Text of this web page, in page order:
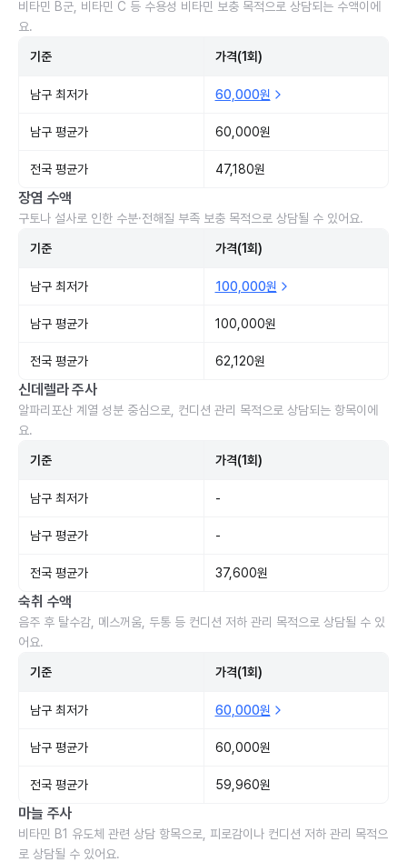
비타민 B군, 비타민 C 등 수용성 비타민 보충 목적으로 상담되는 수액이에
요.
기준 가격(1회)
남구 최저가 60,000원
남구 평균가 60,000원
전국 평균가 47,180원
장염 수액
구토나 설사로 인한 수분·전해질 부족 보충 목적으로 상담될 수 있어요.
기준 가격(1회)
남구 최저가 100,000원
남구 평균가 100,000원
전국 평균가 62,120원
신데렐라 주사
알파리포산 계열 성분 중심으로, 컨디션 관리 목적으로 상담되는 항목이에
요.
기준 가격(1회)
남구 최저가 -
남구 평균가 -
전국 평균가 37,600원
숙취 수액
음주 후 탈수감, 메스꺼움, 두통 등 컨디션 저하 관리 목적으로 상담될 수 있
어요.
기준 가격(1회)
남구 최저가 60,000원
남구 평균가 60,000원
전국 평균가 59,960원
마늘 주사
비타민 B1 유도체 관련 상담 항목으로, 피로감이나 컨디션 저하 관리 목적으
로 상담될 수 있어요.